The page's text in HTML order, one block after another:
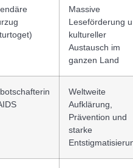
Massive
Leseförderung
kultureller
Austausch im
ganzen Land
Weltweite
Aufklärung,
Prävention und
starke